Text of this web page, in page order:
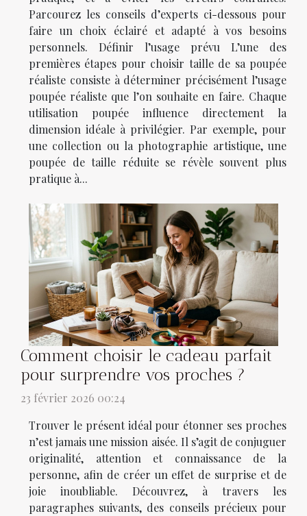
Parcourez les conseils d’experts ci-dessous pour
faire un choix éclairé et adapté à vos besoins
personnels. Définir l’usage prévu L’une des
premières étapes pour choisir taille de sa poupée
réaliste consiste à déterminer précisément l’usage
poupée réaliste que l’on souhaite en faire. Chaque
utilisation poupée influence directement la
dimension idéale à privilégier. Par exemple, pour
une collection ou la photographie artistique, une
poupée de taille réduite se révèle souvent plus
pratique à...
Comment choisir le cadeau parfait
pour surprendre vos proches ?
23 février 2026 00:24
Trouver le présent idéal pour étonner ses proches
n’est jamais une mission aisée. Il s’agit de conjuguer
originalité, attention et connaissance de la
personne, afin de créer un effet de surprise et de
joie inoubliable. Découvrez, à travers les
paragraphes suivants, des conseils précieux pour